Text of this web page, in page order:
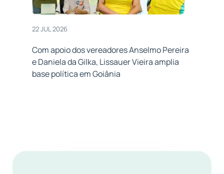
22 JUL 2026
Com apoio dos vereadores Anselmo Pereira
e Daniela da Gilka, Lissauer Vieira amplia
base política em Goiânia